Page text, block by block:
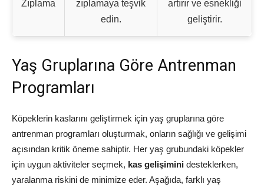
Zıplama
zıplamaya teşvik
edin.
artırır ve esnekliği
geliştirir.
Yaş Gruplarına Göre Antrenman
Programları
Köpeklerin kaslarını geliştirmek için yaş gruplarına göre
antrenman programları oluşturmak, onların sağlığı ve gelişimi
açısından kritik öneme sahiptir. Her yaş grubundaki köpekler
için uygun aktiviteler seçmek, kas gelişimini desteklerken,
yaralanma riskini de minimize eder. Aşağıda, farklı yaş